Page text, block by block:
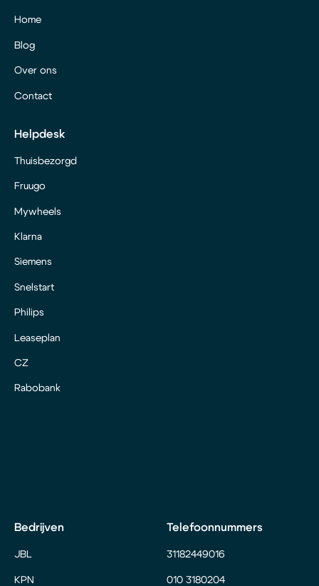
Home
Blog
Over ons
Contact
Helpdesk
Thuisbezorgd
Fruugo
Mywheels
Klarna
Siemens
Snelstart
Philips
Leaseplan
CZ
Rabobank
Bedrijven
JBL
KPN
Telefoonnummers
31182449016
010 3180204